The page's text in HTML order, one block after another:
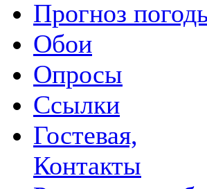
Прогноз
Обои
Опросы
Ссылки
Гостевая,
Контакты